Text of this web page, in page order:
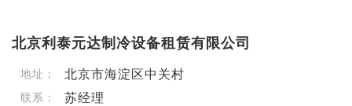
北京利泰元达制冷设备租赁有限公司
地址： 北京市海淀区中关村
联系： 苏经理